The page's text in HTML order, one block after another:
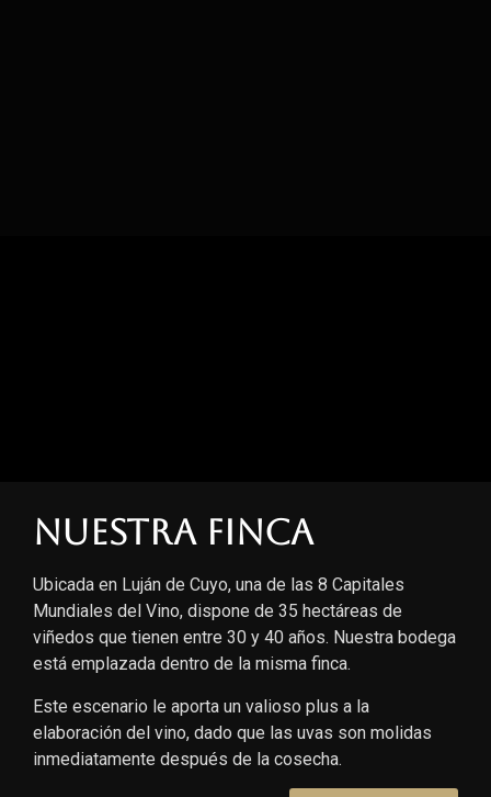
Nuestra finca
Ubicada en Luján de Cuyo, una de las 8 Capitales
Mundiales del Vino, dispone de 35 hectáreas de
viñedos que tienen entre 30 y 40 años. Nuestra bodega
está emplazada dentro de la misma finca.
Este escenario le aporta un valioso plus a la
elaboración del vino, dado que las uvas son molidas
inmediatamente después de la cosecha.